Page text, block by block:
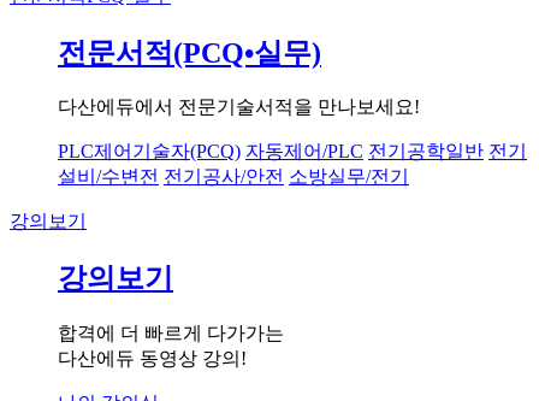
전문서적(PCQ•실무)
다산에듀에서 전문기술서적을 만나보세요!
PLC제어기술자(PCQ) 자동제어/PLC 전기공학일반 전기
설비/수변전 전기공사/안전 소방실무/전기
강의보기
강의보기
합격에 더 빠르게 다가가는
다산에듀 동영상 강의!